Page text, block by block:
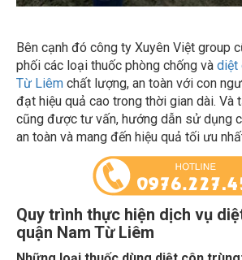
Bên cạnh đó công ty Xuyên Việt group
phối các loại thuốc phòng chống vàdiệt
Từ Liêm chất lượng, an toàn với con
đạt hiệu quả cao trong thời gian dài. Và
cũng được tư vấn, hướng dẫn sử dụng
an toàn và mang đến hiệu quả tối ưu
Quy trình thực hiện dịch vụ
quận Nam Từ Liêm
Những loại thuốc dùng diệt côn trùng: